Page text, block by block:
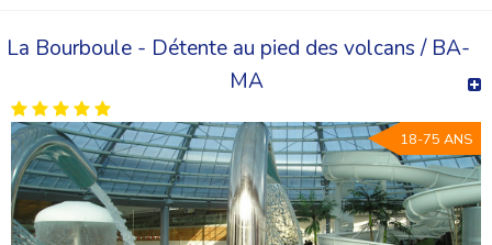
La Bourboule - Détente au pied des volcans / BA-
MA
18-75 ANS